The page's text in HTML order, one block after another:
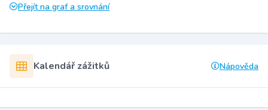
Přejít na graf a srovnání
Kalendář zážitků Nápověda